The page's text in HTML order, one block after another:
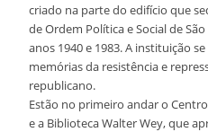
criado na parte do edifício que
de Ordem Política e Social de
anos 1940 e 1983. A instituição
memórias da resistência e
republicano.
Estão no primeiro andar o
e a Biblioteca Walter Wey, que